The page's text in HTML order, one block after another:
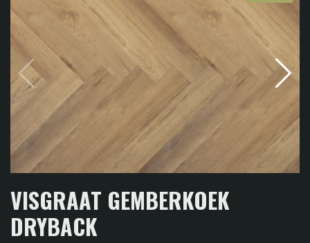
VISGRAAT GEMBERKOEK
DRYBACK